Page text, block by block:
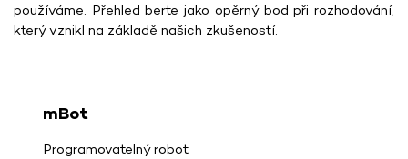
používáme. Přehled berte jako opěrný bod při rozhodování,
který vznikl na základě našich zkušeností.
mBot
Programovatelný robot